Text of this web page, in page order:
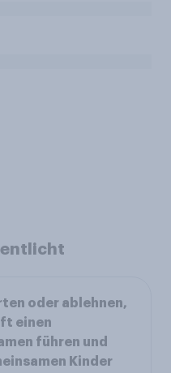
oder ablehnen,
einen
führen und
Kinder